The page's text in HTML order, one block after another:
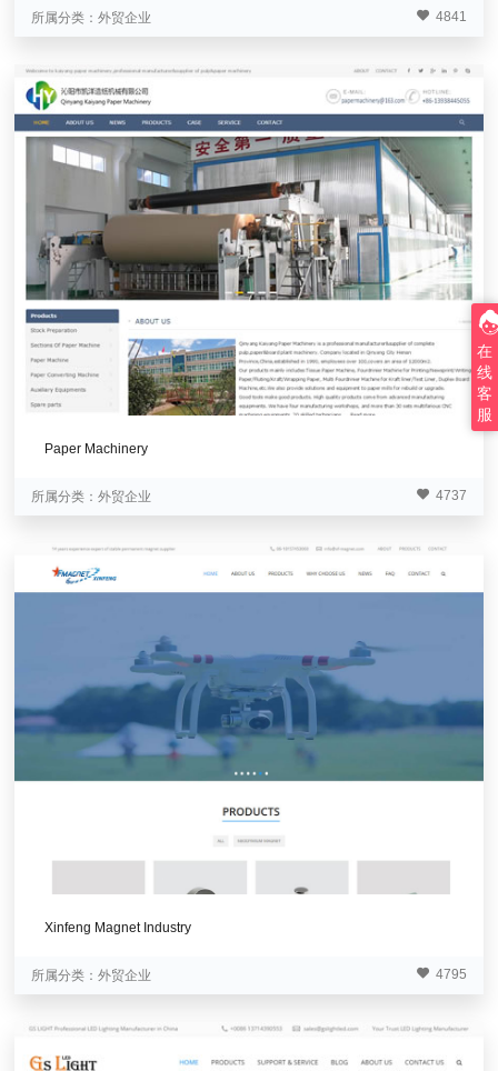
所属分类：外贸企业 4841
Paper Machinery
所属分类：外贸企业 4737
Xinfeng Magnet Industry
所属分类：外贸企业 4795
在
线
客
服